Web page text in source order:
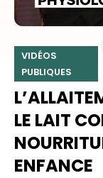
VIDÉOS
PUBLIQUES
LE LAIT
ENFANCE